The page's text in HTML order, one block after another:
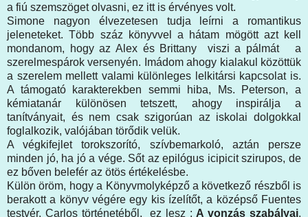
a fiú szemszöget olvasni, ez itt is érvényes volt.
Simone nagyon élvezetesen tudja leírni a romantikus
jeleneteket. Több száz könyvvel a hátam mögött azt kell
mondanom, hogy az Alex és Brittany viszi a pálmát a
szerelmespárok versenyén. Imádom ahogy kialakul közöttük
a szerelem mellett valami különleges lelkitársi kapcsolat is.
A támogató karakterekben semmi hiba, Ms. Peterson, a
kémiatanár különösen tetszett, ahogy inspirálja a
tanítványait, és nem csak szigorúan az iskolai dolgokkal
foglalkozik, valójában törődik velük.
A végkifejlet torokszorító, szívbemarkoló, aztán persze
minden jó, ha jó a vége. Sőt az epilógus icipicit szirupos, de
ez bőven belefér az ötös értékelésbe.
Külön öröm, hogy a Könyvmolyképző a következő részből is
berakott a könyv végére egy kis ízelítőt, a középső Fuentes
testvér, Carlos történetéből, ez lesz : A vonzás szabályai.